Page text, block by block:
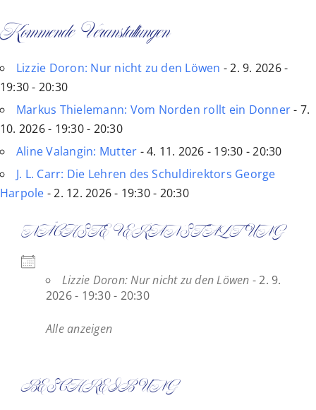
Kommende Veranstaltungen
Lizzie Doron: Nur nicht zu den Löwen - 2. 9. 2026 -
19:30 - 20:30
Markus Thielemann: Vom Norden rollt ein Donner- 7.
10. 2026 - 19:30 - 20:30
Aline Valangin: Mutter - 4. 11. 2026 - 19:30 - 20:30
J. L. Carr: Die Lehren des Schuldirektors George
Harpole - 2. 12. 2026 - 19:30 - 20:30
NÄCHSTE VERANSTALTUNG
Lizzie Doron: Nur nicht zu den Löwen - 2. 9.
2026 - 19:30 - 20:30
Alle anzeigen
BESCHREIBUNG